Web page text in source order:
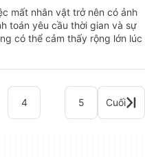
mất nhân vật trở nên có ảnh
toán yêu cầu thời gian và sự
có thể cảm thấy rộng lớn lúc
4 5 Cuối